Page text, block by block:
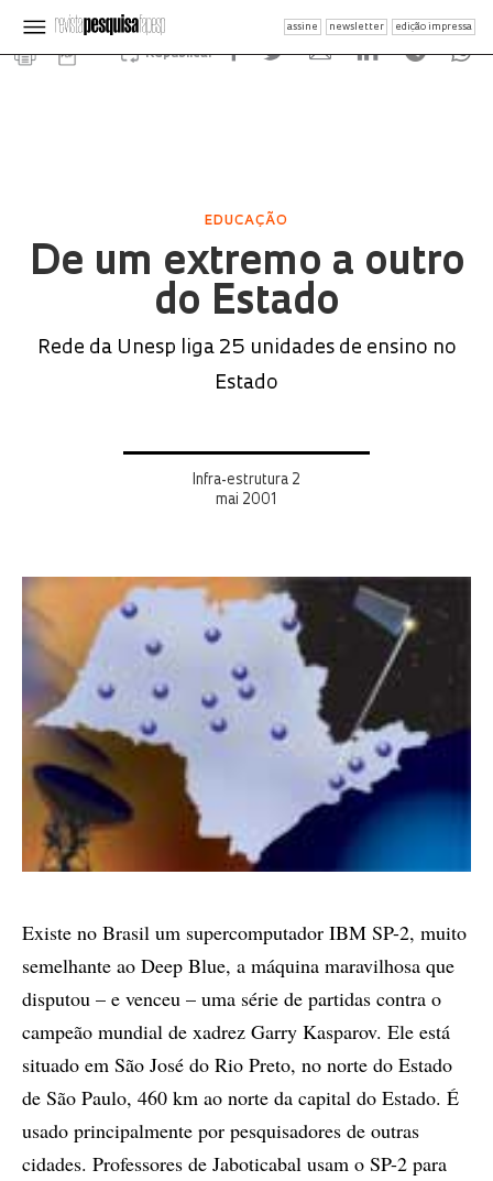
assine newsletter edição impressa
Republicar
EDUCAÇÃO
De um extremo a outro
do Estado
Rede da Unesp liga 25 unidades de ensino no
Estado
Infra-estrutura 2
mai 2001
Existe no Brasil um supercomputador IBM SP-2, muito
semelhante ao Deep Blue, a máquina maravilhosa que
disputou – e venceu – uma série de partidas contra o
campeão mundial de xadrez Garry Kasparov. Ele está
situado em São José do Rio Preto, no norte do Estado
de São Paulo, 460 km ao norte da capital do Estado. É
usado principalmente por pesquisadores de outras
cidades. Professores de Jaboticabal usam o SP-2 para